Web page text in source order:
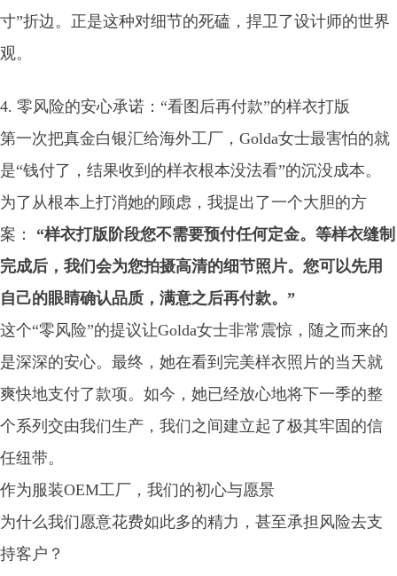
寸”折边。正是这种对细节的死磕，捍卫了设计师的世界
观。
4. 零风险的安心承诺：“看图后再付款”的样衣打版
第一次把真金白银汇给海外工厂，Golda女士最害怕的就
是“钱付了，结果收到的样衣根本没法看”的沉没成本。
为了从根本上打消她的顾虑，我提出了一个大胆的方
案： “样衣打版阶段您不需要预付任何定金。等样衣缝制
完成后，我们会为您拍摄高清的细节照片。您可以先用
自己的眼睛确认品质，满意之后再付款。”
这个“零风险”的提议让Golda女士非常震惊，随之而来的
是深深的安心。最终，她在看到完美样衣照片的当天就
爽快地支付了款项。如今，她已经放心地将下一季的整
个系列交由我们生产，我们之间建立起了极其牢固的信
任纽带。
作为服装OEM工厂，我们的初心与愿景
为什么我们愿意花费如此多的精力，甚至承担风险去支
持客户？